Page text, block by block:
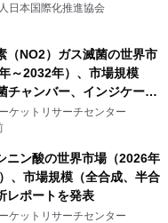
日本国際化推進協会
（NO2）ガス滅菌の世界市
～2032年）、市場規模
チャンバー、インジケータ
ニタリングシステム、その
レポートを発表
ケットリサーチセンター
ニン酸の世界市場（2026年
、市場規模（全合成、半合
レポートを発表
ケットリサーチセンター